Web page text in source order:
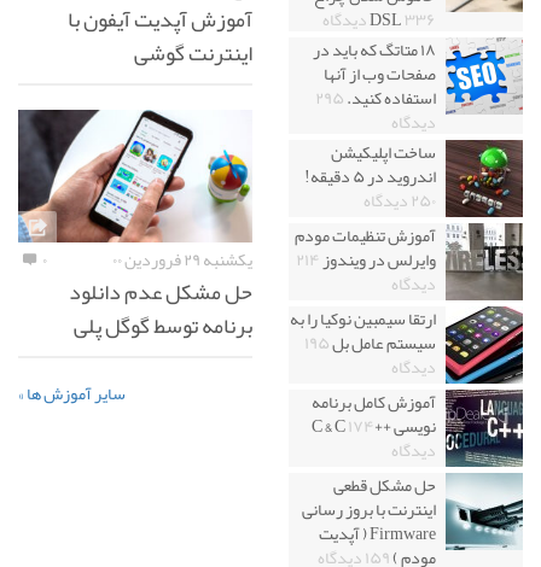
DSL۳۳۶ دیدگاه
۱۸ متاتگ که باید در
صفحات وب از آنها
استفاده کنید.۲۹۵
دیدگاه
ساخت اپلیکیشن
اندروید در ۵ دقیقه!
۲۵۰ دیدگاه
آموزش تنظیمات مودم
وایرلس در ویندوز۲۱۴
دیدگاه
ارتقا سیمبین نوکیا را به
سیستم عامل بل۱۹۵
دیدگاه
آموزش کامل برنامه
نویسی ++C & C۱۷۴
دیدگاه
حل مشکل قطعی
اینترنت با بروز رسانی
Firmware ( آپدیت
مودم )۱۵۹ دیدگاه
آموزش آپدیت آیفون با
اینترنت گوشی
یکشنبه ۲۹ فروردین ۰۰ ۰
حل مشکل عدم دانلود
برنامه توسط گوگل پلی
سایر آموزش ها »